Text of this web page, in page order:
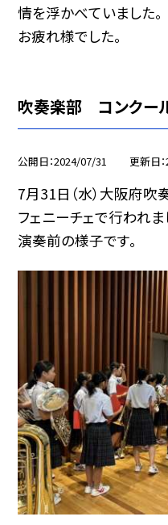
情を浮かべていました。
お疲れ様でした。
吹奏楽部 コンクー
公開日 2024/07/31 更新日
7月31日（水）大阪府
フェニーチェで行われま
演奏前の様子です。